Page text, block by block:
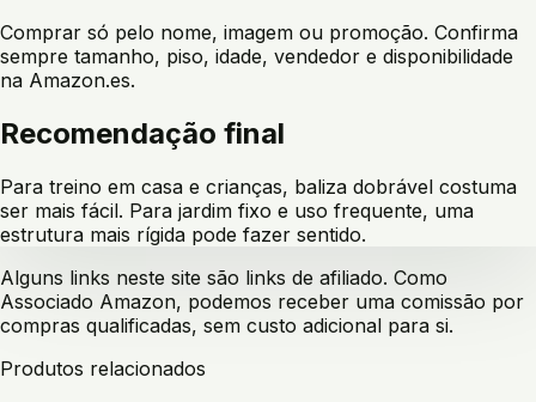
Comprar só pelo nome, imagem ou promoção. Confirma
sempre tamanho, piso, idade, vendedor e disponibilidade
na Amazon.es.
Recomendação final
Para treino em casa e crianças, baliza dobrável costuma
ser mais fácil. Para jardim fixo e uso frequente, uma
estrutura mais rígida pode fazer sentido.
Alguns links neste site são links de afiliado. Como
Associado Amazon, podemos receber uma comissão por
compras qualificadas, sem custo adicional para si.
Produtos relacionados